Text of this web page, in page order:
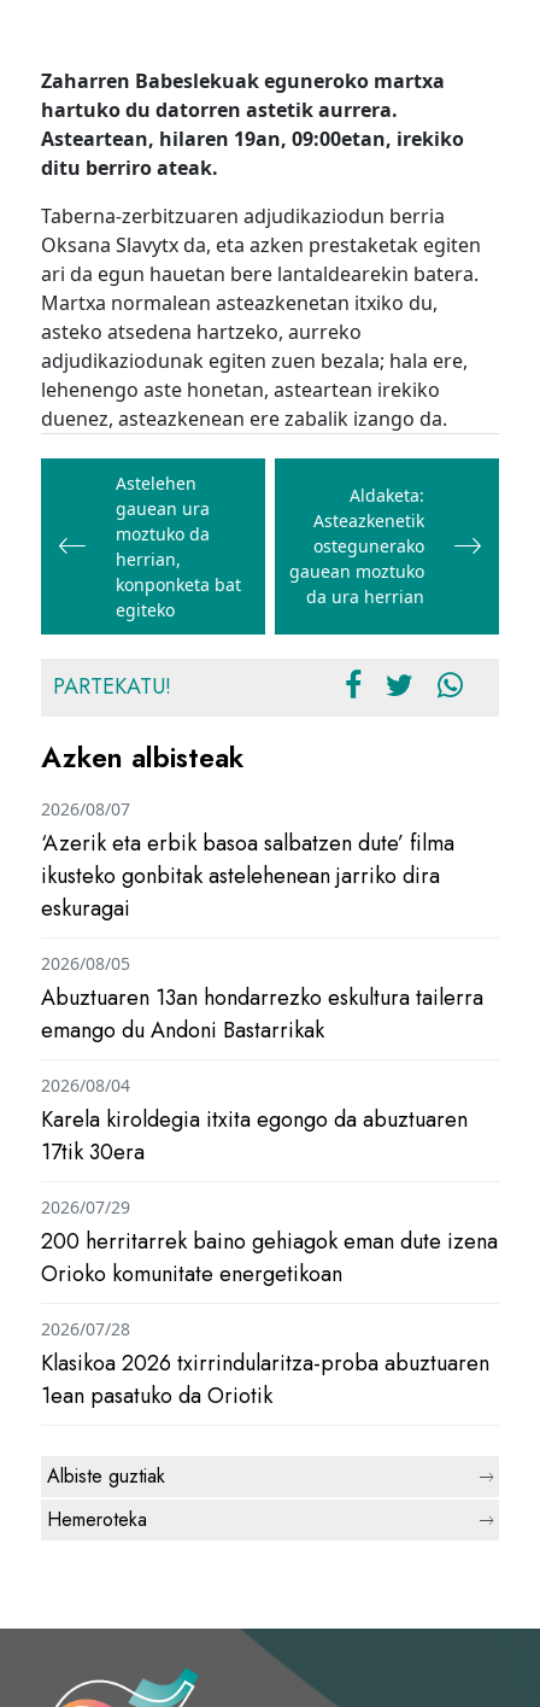
Zaharren Babeslekuak eguneroko martxa
hartuko du datorren astetik aurrera.
Asteartean, hilaren 19an, 09:00etan, irekiko
ditu berriro ateak.
Taberna-zerbitzuaren adjudikaziodun berria
Oksana Slavytx da, eta azken prestaketak egiten
ari da egun hauetan bere lantaldearekin batera.
Martxa normalean asteazkenetan itxiko du,
asteko atsedena hartzeko, aurreko
adjudikaziodunak egiten zuen bezala; hala ere,
lehenengo aste honetan, asteartean irekiko
duenez, asteazkenean ere zabalik izango da.
Bidalketetan
zehar
nabigatu
Astelehen
gauean ura
moztuko da
herrian,
konponketa bat
egiteko
Aldaketa:
Asteazkenetik
ostegunerako
gauean moztuko
da ura herrian
PARTEKATU!
Azken albisteak
‘Azerik eta erbik basoa salbatzen dute’ filma
ikusteko gonbitak astelehenean jarriko dira
eskuragai
2026/08/07
Abuztuaren 13an hondarrezko eskultura tailerra
emango du Andoni Bastarrikak
2026/08/05
Karela kiroldegia itxita egongo da abuztuaren
17tik 30era
2026/08/04
200 herritarrek baino gehiagok eman dute izena
Orioko komunitate energetikoan
2026/07/29
Klasikoa 2026 txirrindularitza-proba abuztuaren
1ean pasatuko da Oriotik
2026/07/28
Albiste guztiak
Hemeroteka